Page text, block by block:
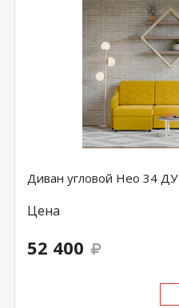
Диван угловой Нео 34 ДУ
Цена
52 400